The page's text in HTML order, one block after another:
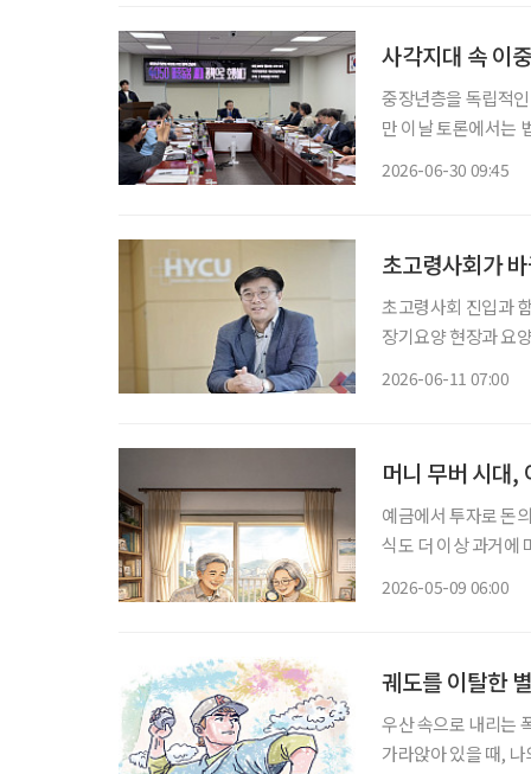
사각지대 속 이
중장년층을 독립적
만 이날 토론에서는
2026-06-30 09:45
초고령사회가
초고령사회 진입과
장기요양 현장과 요
2026-06-11 07:00
머니 무버 시대,
예금에서 투자로 돈의 흐름이 바뀌고 있다.
식도 더 이상 과거에
2026-05-09 06:00
궤도를 이탈한
우산 속으로 내리는 폭포, 침묵하는 신
가라앉아 있을 때,